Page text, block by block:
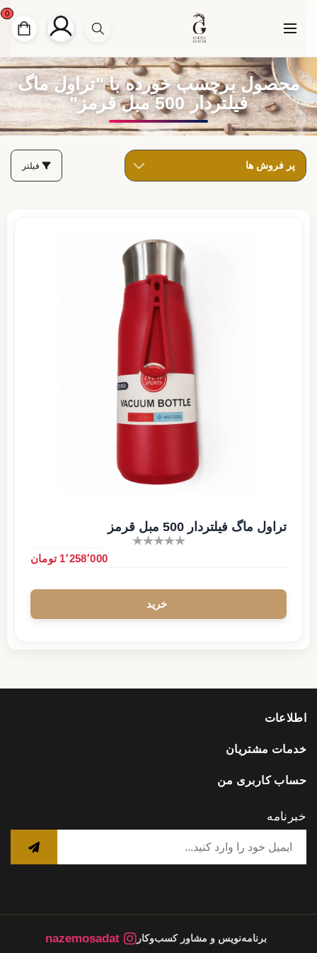
0
محصول برچسب خورده با "تراول ماگ
فیلتردار 500 مبل قرمز"
فیلتر
تراول ماگ فیلتردار 500 مبل قرمز
1٬258٬000 تومان
اطلاعات
خدمات مشتریان
حساب کاربری من
خبرنامه
برنامه‌نویس و مشاور کسب‌وکار nazemosadat